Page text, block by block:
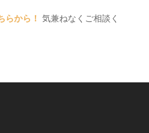
らから！ 気兼ねなくご相談く